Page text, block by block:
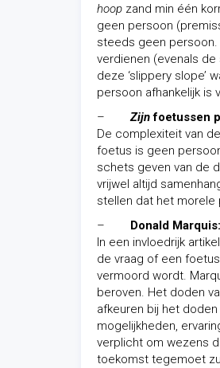
hoop zand min één
geen persoon
steeds geen persoon.
verdienen (evenals
deze ‘slippery slope’
persoon afhankelijk is
–Zijnfoetussen
De complexiteit van
foetus is geen
schets geven van de
vrijwel altijd
stellen dat het morele
– Donald
In een invloedrijk
de vraag of een
vermoord wordt.
beroven. Het doden
afkeuren bij het
mogelijkheden,
verplicht om wezens
toekomst tegemoet